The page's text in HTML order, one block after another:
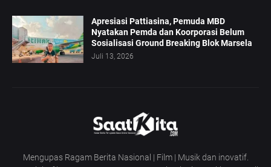
Apresiasi Pattiasina, Pemuda MBD
Nyatakan Pemda dan Koorporasi Belum
Sosialisasi Ground Breaking Blok Marsela
Juli 13, 2026
Mengupas Ragam Berita Nasional | Film | Musik dan inovatif.